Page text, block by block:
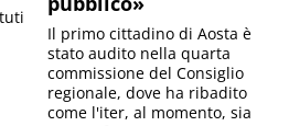
Il primo cittadino di Aosta è
stato audito nella quarta
commissione del Consiglio
regionale, dove ha ribadito
come l'iter, al momento, sia